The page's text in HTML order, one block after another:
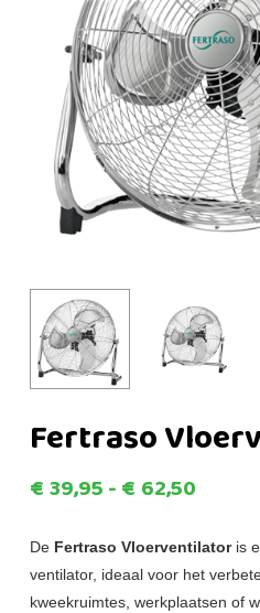
Fertraso
€39,95-€ 62,50
tot
De Fertraso Vloerventilatoris
ventilator, ideaal voor het
kweekruimtes, werkplaatsen of